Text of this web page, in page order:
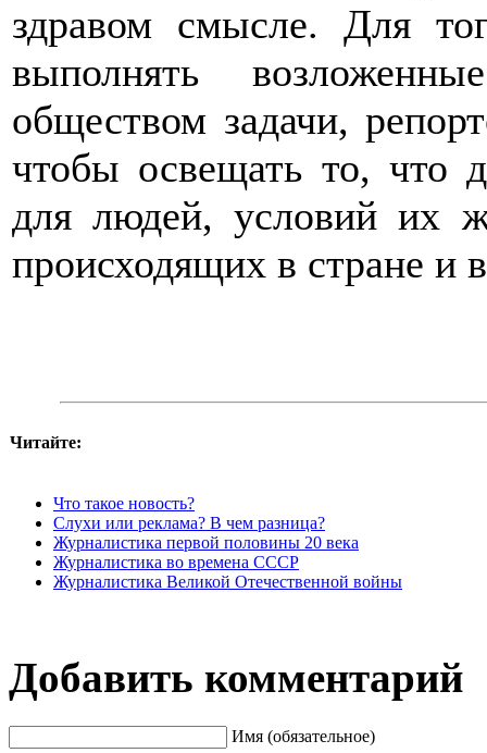
здравом смысле. Для
выполнять
обществом задачи,
чтобы освещать то, что
для людей, условий их
происходящих в стране и
Читайте:
Что такое новость?
Слухи или реклама? В чем разница?
Журналистика первой половины 20 века
Журналистика во времена СССР
Журналистика Великой Отечественной войны
Добавить комментарий
Имя (обязательное)